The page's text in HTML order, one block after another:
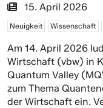
15. April 2026
Neuigkeit Wissenschaft
Am 14. April 2026
Wirtschaft (vbw) in
Quantum Valley
zum Thema
der Wirtschaft ein.